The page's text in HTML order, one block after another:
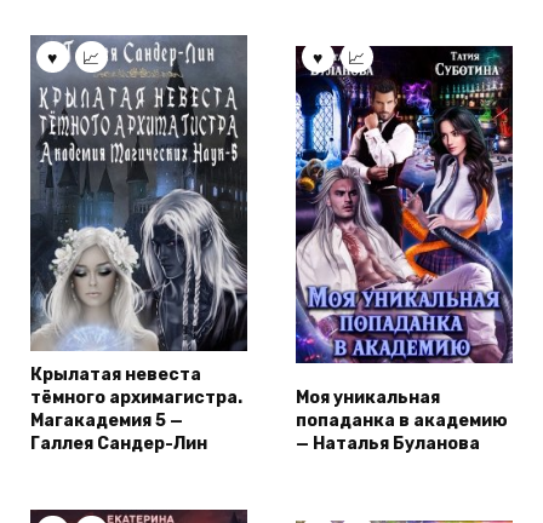
Крылатая невеста
тёмного архимагистра.
Магакадемия 5 —
Галлея Сандер-Лин
Моя уникальная
попаданка в академию
— Наталья Буланова